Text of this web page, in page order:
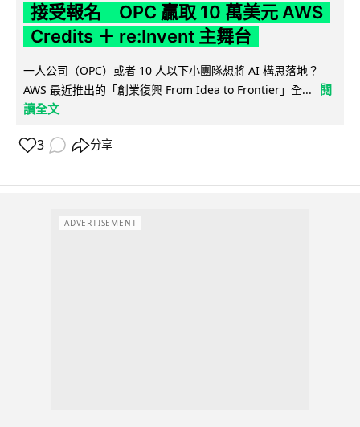
接受報名 OPC 贏取 10 萬美元 AWS
Credits ＋ re:Invent 主舞台
一人公司（OPC）或者 10 人以下小團隊想將 AI 構思落地？
AWS 最近推出的「創業復興 From Idea to Frontier」全...
閱
讀全文
3 分享
ADVERTISEMENT